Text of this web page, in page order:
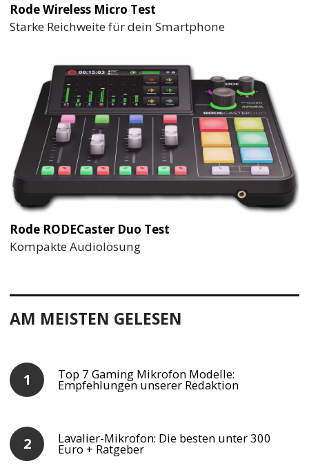
Rode Wireless Micro Test
Starke Reichweite für dein Smartphone
Rode RODECaster Duo Test
Kompakte Audiolösung
AM MEISTEN GELESEN
Top 7 Gaming Mikrofon Modelle:
Empfehlungen unserer Redaktion
Lavalier-Mikrofon: Die besten unter 300
Euro + Ratgeber